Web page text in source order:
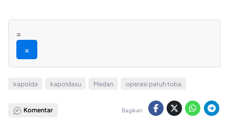
=
=
kapolda kapoldasu Medan operasi patuh toba
Komentar Bagikan: